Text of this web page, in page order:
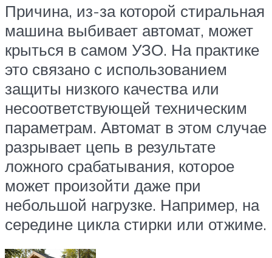
Причина, из-за которой стиральная
машина выбивает автомат, может
крыться в самом УЗО. На практике
это связано с использованием
защиты низкого качества или
несоответствующей техническим
параметрам. Автомат в этом случае
разрывает цепь в результате
ложного срабатывания, которое
может произойти даже при
небольшой нагрузке. Например, на
середине цикла стирки или отжиме.